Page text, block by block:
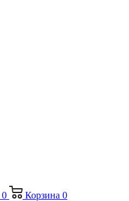
0 Корзина 0